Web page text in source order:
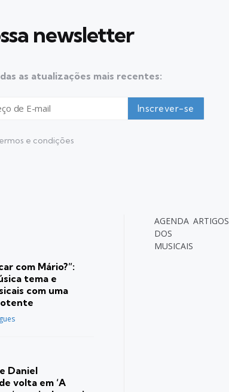
newsletter
as atualizações mais recentes:
e condições
com Mário?”:
tema e
com uma
Daniel
volta em ‘A
AGENDA
DOS
MUSICAIS
ARTIGOS